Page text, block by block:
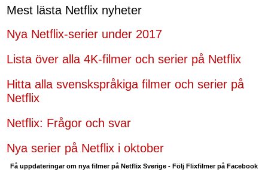
Mest lästa Netflix nyheter
Nya Netflix-serier under 2017
Lista över alla 4K-filmer och serier på Netflix
Hitta alla svenskspråkiga filmer och serier på
Netflix
Netflix: Frågor och svar
Nya serier på Netflix i oktober
Få uppdateringar om nya filmer på Netflix Sverige - Följ Flixfilmer på Facebook